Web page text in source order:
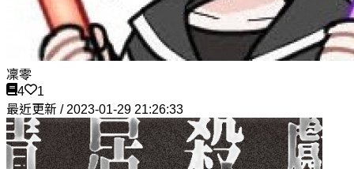
凜零
4
1
最近更新 / 2023-01-29 21:26:33